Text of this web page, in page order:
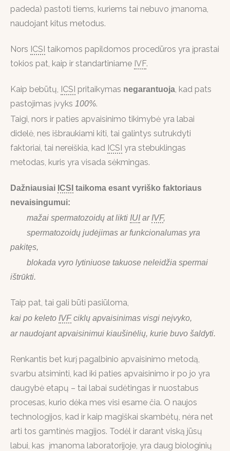
padeda) pastoti tiems, kuriems tai nebuvo įmanoma,
naudojant kitus metodus.
Nors ICSI taikomos papildomos procedūros yra įprastai
tokios pat, kaip ir standartiniame IVF.
Kaip bebūtų, ICSI pritaikymas negarantuoja, kad pats
pastojimas įvyks 100%.
Taigi, nors ir paties apvaisinimo tikimybė yra labai
didelė, nes išbraukiami kiti, tai galintys sutrukdyti
faktoriai, tai nereiškia, kad ICSI yra stebuklingas
metodas, kuris yra visada sėkmingas.
Dažniausiai ICSI taikoma esant vyriško faktoriaus
nevaisingumui:
mažai spermatozoidų at likti IUI ar IVF,
spermatozoidų judėjimas ar funkcionalumas yra
pakitęs,
blokada vyro lytiniuose takuose neleidžia spermai
ištrūkti.
Taip pat, tai gali būti pasiūloma,
kai po keleto IVFciklų apvaisinimas visgi neįvyko,
ar naudojant apvaisinimui kiaušinėlių, kurie buvo šaldyti.
Renkantis bet kurį pagalbinio apvaisinimo metodą,
svarbu atsiminti, kad iki paties apvaisinimo ir po jo yra
daugybė etapų – tai labai sudėtingas ir nuostabus
procesas, kurio dėka mes visi esame čia. O naujos
technologijos, kad ir kaip magiškai skambėtų, nėra net
arti tos gamtinės magijos. Todėl ir darant viską jūsų
labui, kas įmanoma laboratorijoje, yra daug biologinių